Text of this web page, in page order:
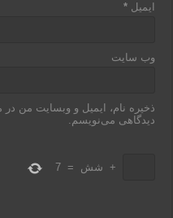
ایمیل*
وب‌ سایت
ذخیره نام، ایمیل و وبسایت من در
دیدگاهی می‌نویسم.
+ شش =
7